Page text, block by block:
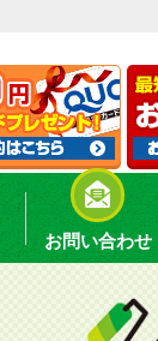
お問い合わせ